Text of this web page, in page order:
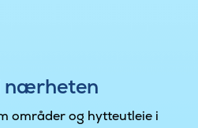
nærheten
områder og hytteutleie i